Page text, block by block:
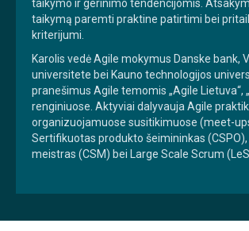
taikymo ir gerinimo tendencijomis.
taikymą paremti praktine patirtimi bei
kriterijumi.
Karolis vedė Agile mokymus Danske bank,
universitete bei Kauno technologijos
pranešimus Agile temomis „Agile Lietuva“,
renginiuose. Aktyviai dalyvauja Agile
organizuojamuose susitikimuose (meet-
Sertifikuotas produkto šeimininkas
meistras (CSM) bei Large Scale Scrum